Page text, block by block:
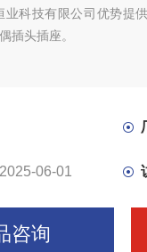
业科技有限公司优势提
插头插座。
2025-06-01
咨询